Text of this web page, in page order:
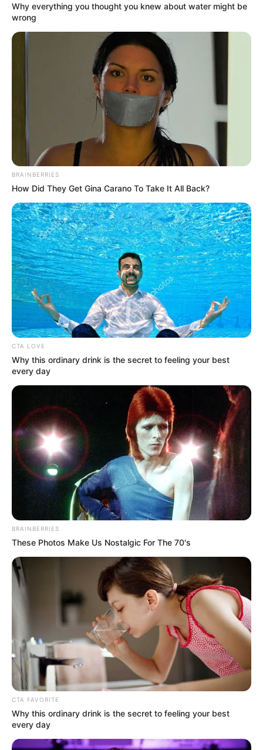
(foto: instagram/martinpraja)
4. Untuk mendukung bakatnya tersebut, ia menuntut
pendidikan masak di At-Sunrice Global Chef
Academy Singapura
(foto: instagram/martinpraja)
5. Lelaki muda ini juga pernah menjadi juru masak
Singapura dan Thailand
Why everything you thought you knew about water might be
wrong
BRAINBERRIES
How Did They Get Gina Carano To Take It All Back?
CTA LOVE
Why this ordinary drink is the secret to feeling your best
every day
BRAINBERRIES
These Photos Make Us Nostalgic For The 70's
CTA FAVORITE
Why this ordinary drink is the secret to feeling your best
every day